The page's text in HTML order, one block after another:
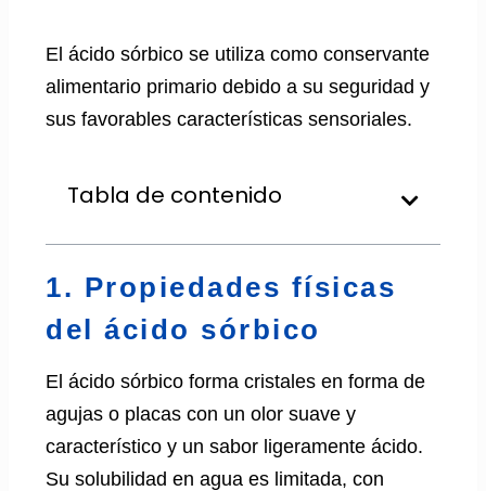
El ácido sórbico se utiliza como conservante
alimentario primario debido a su seguridad y
sus favorables características sensoriales.
Tabla de contenido
1. Propiedades físicas
del ácido sórbico
El ácido sórbico forma cristales en forma de
agujas o placas con un olor suave y
característico y un sabor ligeramente ácido.
Su solubilidad en agua es limitada, con